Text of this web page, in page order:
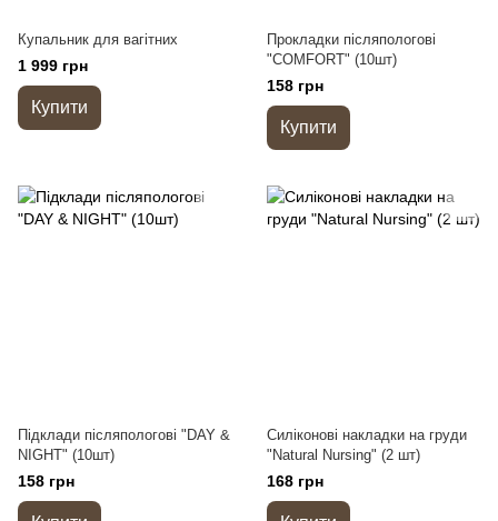
Купальник для вагітних
1 999 грн
Купити
Прокладки післяпологові
"COMFORT" (10шт)
158 грн
Купити
Підклади післяпологові "DAY &
NIGHT" (10шт)
158 грн
Силіконові накладки на груди
"Natural Nursing" (2 шт)
168 грн